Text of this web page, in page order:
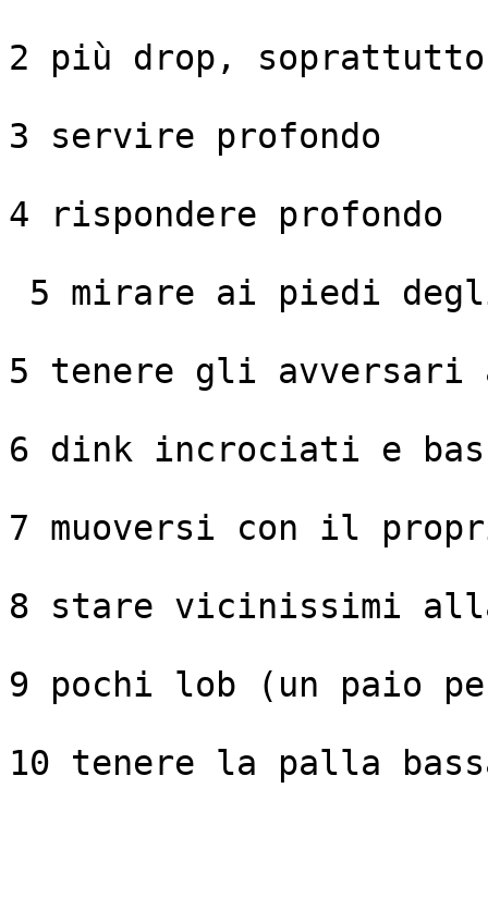
2 più drop,
3 servire profondo
4 rispondere profondo
5 mirare ai piedi
5 tenere gli avversari
6 dink incrociati e
7 muoversi con il
8 stare vicinissimi
9 pochi lob (un paio
10 tenere la palla